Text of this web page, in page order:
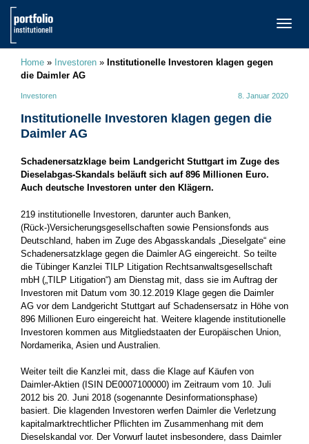
Home » Investoren » Institutionelle Investoren klagen gegen
die Daimler AG
Investoren 8. Januar 2020
Institutionelle Investoren klagen gegen die
Daimler AG
Schadenersatzklage beim Landgericht Stuttgart im Zuge des
Dieselabgas-Skandals beläuft sich auf 896 Millionen Euro.
Auch deutsche Investoren unter den Klägern.
219 institutionelle Investoren, darunter auch Banken,
(Rück-)Versicherungsgesellschaften sowie Pensionsfonds aus
Deutschland, haben im Zuge des Abgasskandals „Dieselgate“ eine
Schadenersatzklage gegen die Daimler AG eingereicht. So teilte
die Tübinger Kanzlei TILP Litigation Rechtsanwaltsgesellschaft
mbH („TILP Litigation“) am Dienstag mit, dass sie im Auftrag der
Investoren mit Datum vom 30.12.2019 Klage gegen die Daimler
AG vor dem Landgericht Stuttgart auf Schadensersatz in Höhe von
896 Millionen Euro eingereicht hat. Weitere klagende institutionelle
Investoren kommen aus Mitgliedstaaten der Europäischen Union,
Nordamerika, Asien und Australien.
Weiter teilt die Kanzlei mit, dass die Klage auf Käufen von
Daimler-Aktien (ISIN DE0007100000) im Zeitraum vom 10. Juli
2012 bis 20. Juni 2018 (sogenannte Desinformationsphase)
basiert. Die klagenden Investoren werfen Daimler die Verletzung
kapitalmarktrechtlicher Pflichten im Zusammenhang mit dem
Dieselskandal vor. Der Vorwurf lautet insbesondere, dass Daimler